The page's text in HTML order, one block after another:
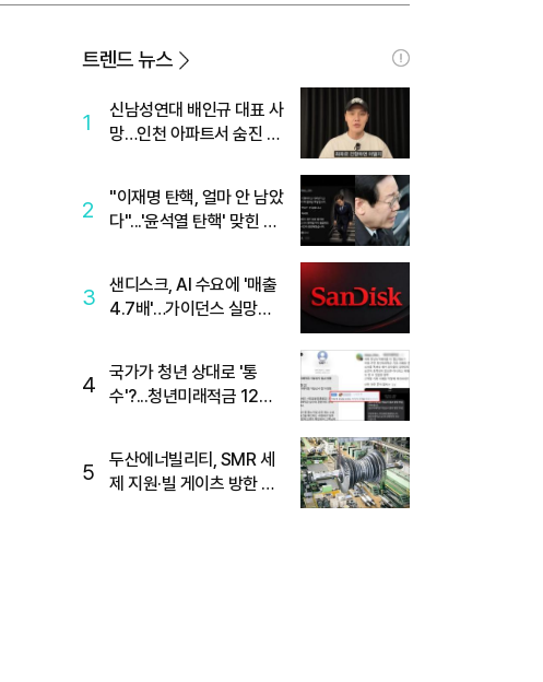
트
트
트렌드 뉴스
1
신남성연대 배인규 대표 사
망…인천 아파트서 숨진 채
2
"이재명 탄핵, 얼마 안 남았
다"...'윤석열 탄핵' 맞힌 무
3
샌디스크, AI 수요에 '매출
4.7배'…가이던스 실망에
4
국가가 청년 상대로 '통
수'?...청년미래적금 12%
5
두산에너빌리티, SMR 세
제 지원·빌 게이츠 방한 기